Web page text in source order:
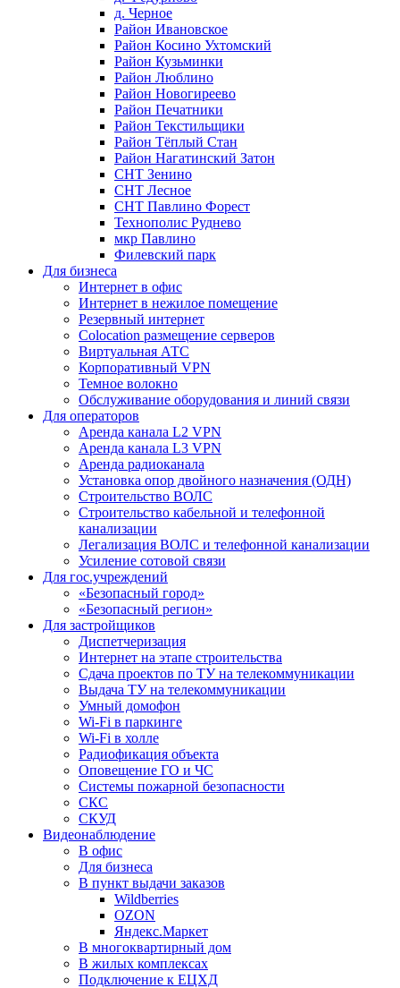
д. Черное
Район Ивановское
Район Косино Ухтомский
Район Кузьминки
Район Люблино
Район Новогиреево
Район Печатники
Район Текстильщики
Район Тёплый Стан
Район Нагатинский Затон
СНТ Зенино
СНТ Лесное
СНТ Павлино Форест
Технополис Руднево
мкр Павлино
Филевский парк
Для бизнеса
Интернет в офис
Интернет в нежилое помещение
Резервный интернет
Colocation размещение серверов
Виртуальная АТС
Корпоративный VPN
Темное волокно
Обслуживание оборудования и линий связи
Для операторов
Аренда канала L2 VPN
Аренда канала L3 VPN
Аренда радиоканала
Установка опор двойного назначения (ОДН)
Строительство ВОЛС
Строительство кабельной и телефонной
канализации
Легализация ВОЛС и телефонной канализации
Усиление сотовой связи
Для гос.учреждений
«Безопасный город»
«Безопасный регион»
Для застройщиков
Диспетчеризация
Интернет на этапе строительства
Сдача проектов по ТУ на телекоммуникации
Выдача ТУ на телекоммуникации
Умный домофон
Wi-Fi в паркинге
Wi-Fi в холле
Радиофикация объекта
Оповещение ГО и ЧС
Системы пожарной безопасности
СКС
СКУД
Видеонаблюдение
В офис
Для бизнеса
В пункт выдачи заказов
Wildberries
OZON
Яндекс.Маркет
В многоквартирный дом
В жилых комплексах
Подключение к ЕЦХД